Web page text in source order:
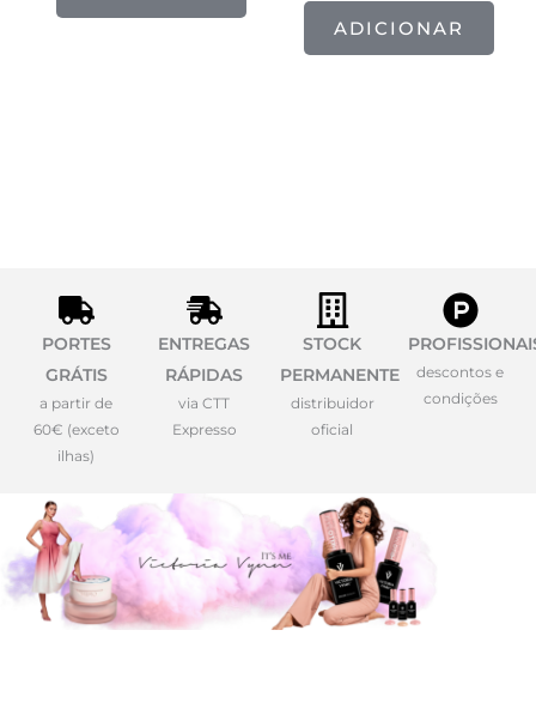
ADICIONAR
PORTES
GRÁTIS
a partir de
60€ (exceto
ilhas)
ENTREGAS
RÁPIDAS
via CTT
Expresso
STOCK
PERMANENTE
distribuidor
oficial
descontos e
condições